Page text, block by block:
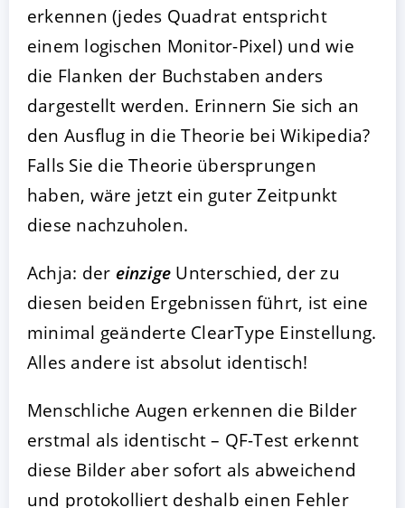
erkennen (jedes Quadrat entspricht
einem logischen Monitor-Pixel) und wie
die Flanken der Buchstaben anders
dargestellt werden. Erinnern Sie sich an
den Ausflug in die Theorie bei Wikipedia?
Falls Sie die Theorie übersprungen
haben, wäre jetzt ein guter Zeitpunkt
diese nachzuholen.
Achja: der einzige Unterschied, der zu
diesen beiden Ergebnissen führt, ist eine
minimal geänderte ClearType Einstellung.
Alles andere ist absolut identisch!
Menschliche Augen erkennen die Bilder
erstmal als identischt – QF-Test erkennt
diese Bilder aber sofort als abweichend
und protokolliert deshalb einen Fehler